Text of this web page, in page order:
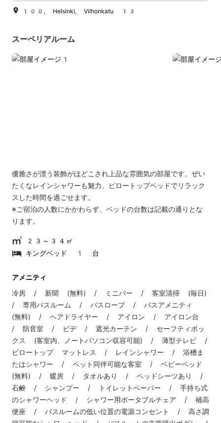
100, Helsinki, Vilhonkatu 13
スーペリアルーム
優雅さが漂う装飾がほどこされ上品な雰囲気の部屋です。ぜい
たくなレインシャワーも魅力。ピロートップベッドでリラック
スした時間を過ごせます。
※ご宿泊の人数にかかわらず、ベッドの台数は記載の通りとな
ります。
23～34㎡
キングベッド 1 台
アメニティ
冷房 / 新聞 (無料) / ミニバー / 客室清掃 (毎日)
/ 専用バスルーム / バスローブ / バスアメニティ
(無料) / ヘアドライヤー / アイロン / アイロン台
/ 防音室 / ビデ / 遮光カーテン / セーフティボッ
クス (客室内、ノートパソコン収容可能) / 薄型テレビ /
ピロートップ マットレス / レインシャワー / 浴槽ま
たはシャワー / ペット同伴可能な客室 / ベビーベッド
(無料) / 暖房 / タオルあり / ベッドシーツあり /
石鹸 / シャンプー / トイレットペーパー / 手持ち式
のシャワーヘッド / シャワー用ポータブルチェア / 補高
便座 / バスルームの低い位置の電源コンセント / 高さ調